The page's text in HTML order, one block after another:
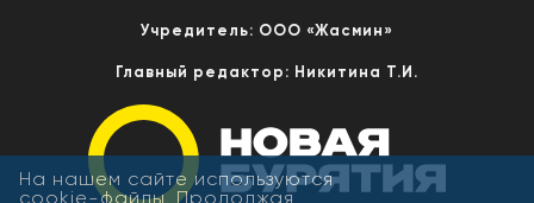
Учредитель: ООО «Жасмин»
Главный редактор: Никитина Т.И.
На нашем сайте используются
cookie-файлы. Продолжая